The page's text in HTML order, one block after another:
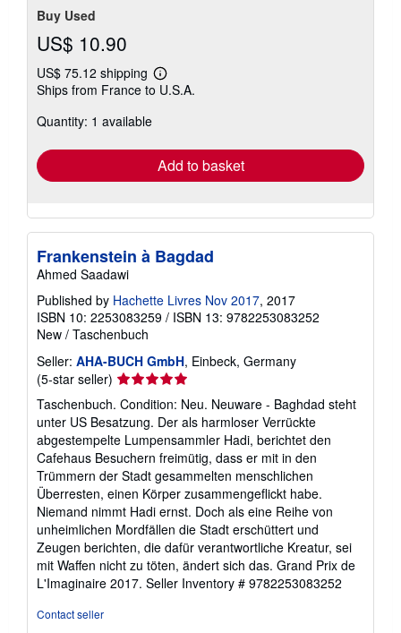
Buy Used
US$ 10.90
US$ 75.12 shipping
Learn
more
Ships from France to U.S.A.
Quantity: 1 available
Add to basket
Frankenstein à Bagdad
Ahmed Saadawi
Published by Hachette Livres Nov 2017, 2017
ISBN 10: 2253083259 / ISBN 13: 9782253083252
New / Taschenbuch
Seller: AHA-BUCH GmbH, Einbeck, Germany
(5-star seller) Seller
rating
5
out
of
5
stars
Taschenbuch. Condition: Neu. Neuware - Baghdad steht
unter US Besatzung. Der als harmloser Verrückte
abgestempelte Lumpensammler Hadi, berichtet den
Cafehaus Besuchern freimütig, dass er mit in den
Trümmern der Stadt gesammelten menschlichen
Überresten, einen Körper zusammengeflickt habe.
Niemand nimmt Hadi ernst. Doch als eine Reihe von
unheimlichen Mordfällen die Stadt erschüttert und
Zeugen berichten, die dafür verantwortliche Kreatur, sei
mit Waffen nicht zu töten, ändert sich das. Grand Prix de
L'Imaginaire 2017. Seller Inventory # 9782253083252
Contact seller